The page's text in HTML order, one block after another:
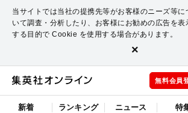
当サイトでは当社の提携先等がお客様のニーズ等に
いて調査・分析したり、お客様にお勧めの広告を表
する目的で Cookie を使用する場合があります。
×
無料会員
新着 ランキング ニュース 特